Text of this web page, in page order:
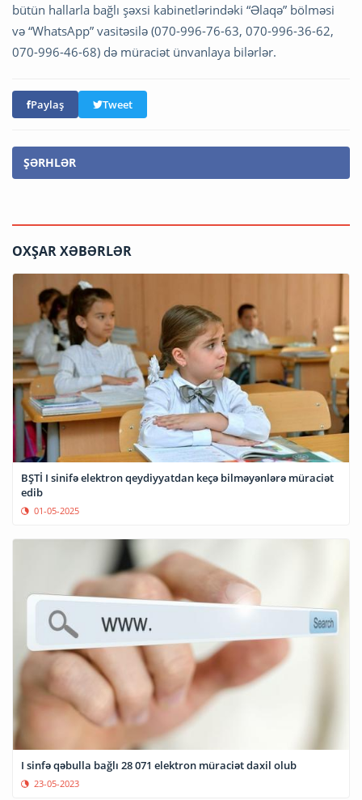
bütün hallarla bağlı şəxsi kabinetlərindəki “Əlaqə” bölməsi
və “WhatsApp” vasitəsilə (070-996-76-63, 070-996-36-62,
070-996-46-68) də müraciət ünvanlaya bilərlər.
Paylaş Tweet
ŞƏRHLƏR
OXŞAR XƏBƏRLƏR
BŞTİ I sinifə elektron qeydiyyatdan keçə bilməyənlərə müraciət
edib
01-05-2025
I sinfə qəbulla bağlı 28 071 elektron müraciət daxil olub
23-05-2023